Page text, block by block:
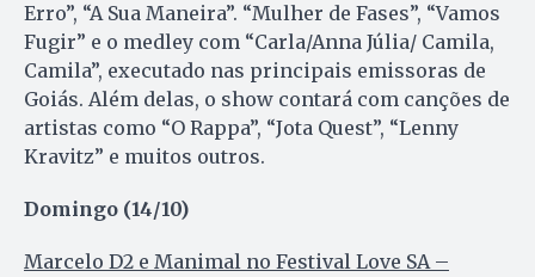
Erro”, “A Sua Maneira”. “Mulher de Fases”, “Vamos
Fugir” e o medley com “Carla/Anna Júlia/ Camila,
Camila”, executado nas principais emissoras de
Goiás. Além delas, o show contará com canções de
artistas como “O Rappa”, “Jota Quest”, “Lenny
Kravitz” e muitos outros.
Domingo (14/10)
Marcelo D2 e Manimal no Festival Love SA –